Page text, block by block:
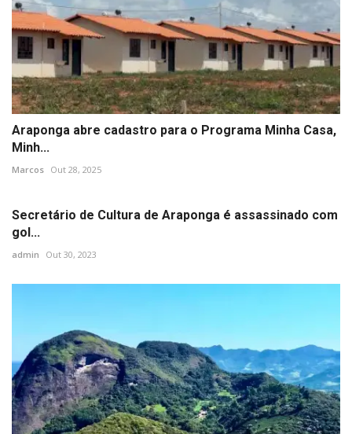
Araponga abre cadastro para o Programa Minha Casa,
Minh...
Marcos Out 28, 2025
Secretário de Cultura de Araponga é assassinado com
gol...
admin Out 30, 2023